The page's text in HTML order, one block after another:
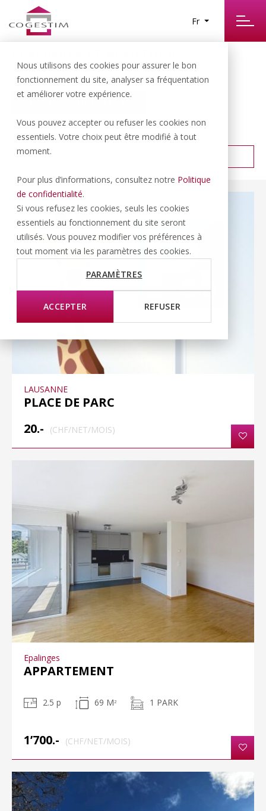
Nous utilisons des cookies pour assurer le bon
fonctionnement du site, analyser sa fréquentation
et améliorer votre expérience.
Vous pouvez accepter ou refuser les cookies non
essentiels. Votre choix peut être modifié à tout
moment.
Pour plus d’informations, consultez notre Politique
de confidentialité.
Si vous refusez les cookies, seuls les cookies
essentiels au fonctionnement du site seront
utilisés. Vous pouvez modifier vos préférences à
tout moment via les paramètres des cookies.
PARAMÈTRES
ACCEPTER REFUSER
Fr
47RÉSULTATS TROUVÉS
CRÉER UNE ALERTE
TRIER PAR : PRIX CROISSANT
LAUSANNE
PLACE DE PARC
20.-
(CHF/NET/MOIS)
Epalinges
APPARTEMENT
2.5 p 69 M 2 1 PARK
1’700.- (CHF/NET/MOIS)